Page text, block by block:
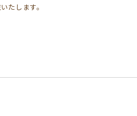
たします。